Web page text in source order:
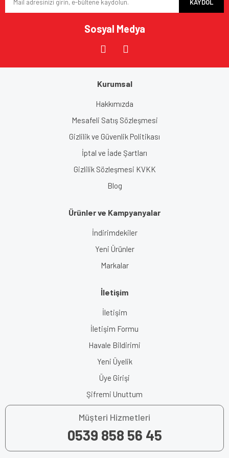
Gönder
KAYDOL
Sosyal Medya
Kurumsal
Hakkımızda
Mesafeli Satış Sözleşmesi
Gizlilik ve Güvenlik Politikası
İptal ve İade Şartları
Gizlilik Sözleşmesi KVKK
Blog
Ürünler ve Kampyanyalar
İndirimdekiler
Yeni Ürünler
Markalar
İletişim
İletişim
İletişim Formu
Havale Bildirimi
Yeni Üyelik
Üye Girişi
Şifremi Unuttum
Müşteri Hizmetleri
0539 858 56 45